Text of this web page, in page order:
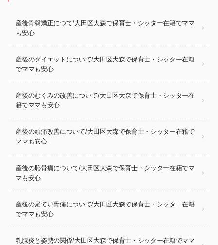
産後骨盤矯正につて/大田区大森で保育士・シッター在籍でママ
も安心
産後のダイエットについて/大田区大森で保育士・シッター在籍
でママも安心
産後のむくみの改善について/大田区大森で保育士・シッター在
籍でママも安心
産後の頭痛改善について/大田区大森で保育士・シッター在籍で
ママも安心
産後の恥骨痛について/大田区大森で保育士・シッター在籍でマ
マも安心
産後の尾てい骨痛について/大田区大森で保育士・シッター在籍
でママも安心
乳腺炎と姿勢の関係/大田区大森で保育士・シッター在籍でママ